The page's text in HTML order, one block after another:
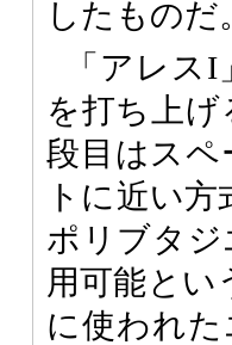
したものだ
「アレス
を打ち上
段目はスペ
トに近い
ポリブタ
用可能とい
に使われ